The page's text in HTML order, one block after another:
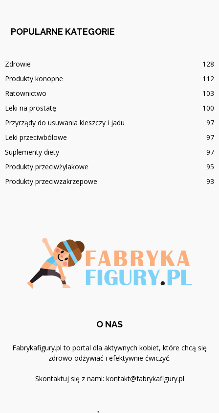
POPULARNE KATEGORIE
Zdrowie
128
Produkty konopne
112
Ratownictwo
103
Leki na prostatę
100
Przyrządy do usuwania kleszczy i jadu
97
Leki przeciwbólowe
97
Suplementy diety
97
Produkty przeciwżylakowe
95
Produkty przeciwzakrzepowe
93
O NAS
Fabrykafigury.pl to portal dla aktywnych kobiet, które chcą się
zdrowo odżywiać i efektywnie ćwiczyć.
Skontaktuj się z nami: kontakt@fabrykafigury.pl